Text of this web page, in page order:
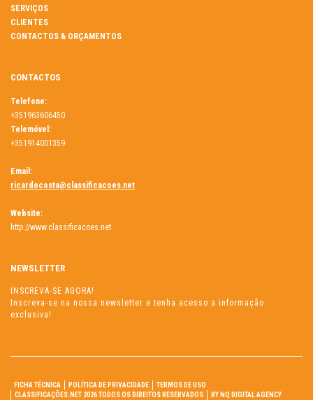
SERVIÇOS
CLIENTES
CONTACTOS & ORÇAMENTOS
CONTACTOS
Telefone:
+351963606450
Telemóvel:
+351914001359
Email:
ricardocosta@classificacoes.net
Website:
http://www.classificacoes.net
NEWSLETTER
INSCREVA-SE AGORA!
Inscreva-se na nossa newsletter e tenha acesso a informação
exclusiva!
FICHA TÉCNICA POLÍTICA DE PRIVACIDADE
TERMOS DE USO
CLASSIFICAÇÕES.NET 2026 TODOS OS DIREITOS RESERVADOS
BY NQ DIGITAL AGENCY